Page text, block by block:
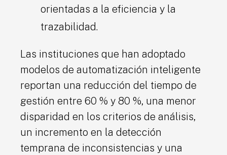
orientadas a la eficiencia y la
trazabilidad.
Las instituciones que han adoptado
modelos de automatización inteligente
reportan una reducción del tiempo de
gestión entre 60 % y 80 %, una menor
disparidad en los criterios de análisis,
un incremento en la detección
temprana de inconsistencias y una